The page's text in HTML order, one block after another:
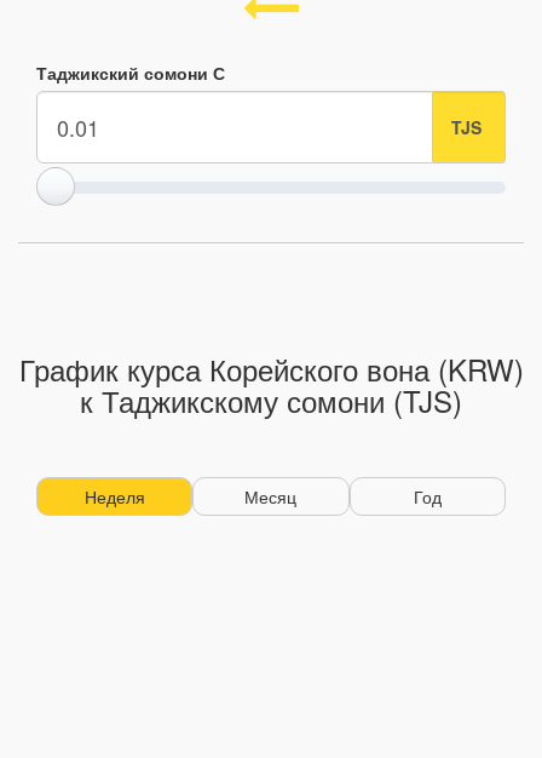
Таджикский сомони С
График курса Корейского вона (KRW)
к Таджикскому сомони (TJS)
Неделя Месяц Год